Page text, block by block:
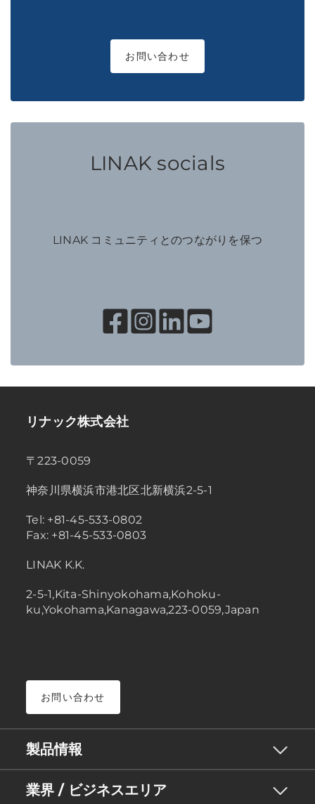
お問い合わせ
LINAK socials
LINAK コミュニティとのつながりを保つ
リナック株式会社
〒223-0059
神奈川県横浜市港北区北新横浜2-5-1
Tel: +81-45-533-0802
Fax: +81-45-533-0803
LINAK K.K.
2-5-1,Kita-Shinyokohama,Kohoku-
ku,Yokohama,Kanagawa,223-0059,Japan
お問い合わせ
製品情報
業界 / ビジネスエリア